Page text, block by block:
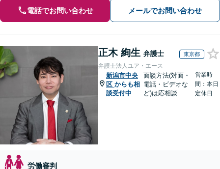
電話でお問い合わせ メールでお問い合わせ
正木 絢生 弁護士 東京都
弁護士法人ユア・エース
新潟市中央
区 からも相
談受付中
面談方法(対面・
電話・ビデオな
ど)は応相談
営業時
間：本日
定休日
労働審判